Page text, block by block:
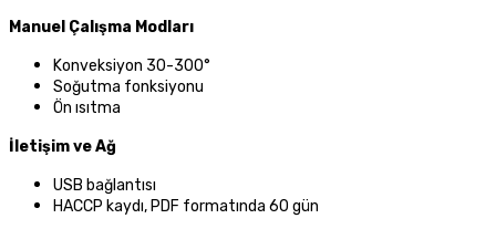
Manuel Çalışma Modları
Konveksiyon 30-300°
Soğutma fonksiyonu
Ön ısıtma
İletişim ve Ağ
USB bağlantısı
HACCP kaydı, PDF formatında 60 gün